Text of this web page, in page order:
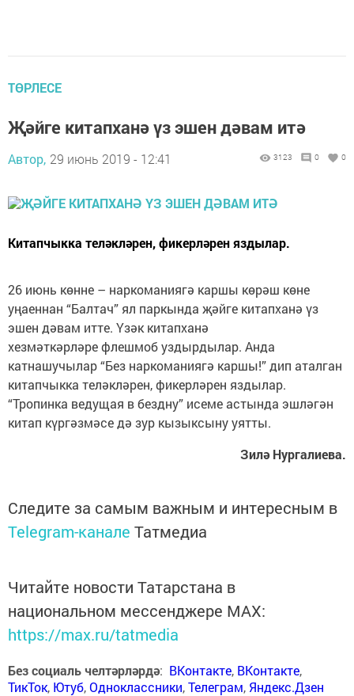
ТӨРЛЕСЕ
Җәйге китапханә үз эшен дәвам итә
Автор, 29 июнь 2019 - 12:41 3123 0 0
Китапчыкка теләкләрен, фикерләрен яздылар.
26 июнь көнне – наркоманиягә каршы көрәш көне
уңаеннан “Балтач” ял паркында җәйге китапханә үз
эшен дәвам итте. Үзәк китапханә
хезмәткәрләре флешмоб уздырдылар. Анда
катнашучылар “Без наркоманиягә каршы!” дип аталган
китапчыкка теләкләрен, фикерләрен яздылар.
“Тропинка ведущая в бездну” исеме астында эшләгән
китап күргәзмәсе дә зур кызыксыну уятты.
Зилә Нургалиева.
Следите за самым важным и интересным в
Telegram-канале Татмедиа
Читайте новости Татарстана в
национальном мессенджере MАХ:
https://max.ru/tatmedia
Без социаль челтәрләрдә: ВКонтакте, ВКонтакте,
ТикТок, Ютуб,Одноклассники,Телеграм, Яндекс.Дзен